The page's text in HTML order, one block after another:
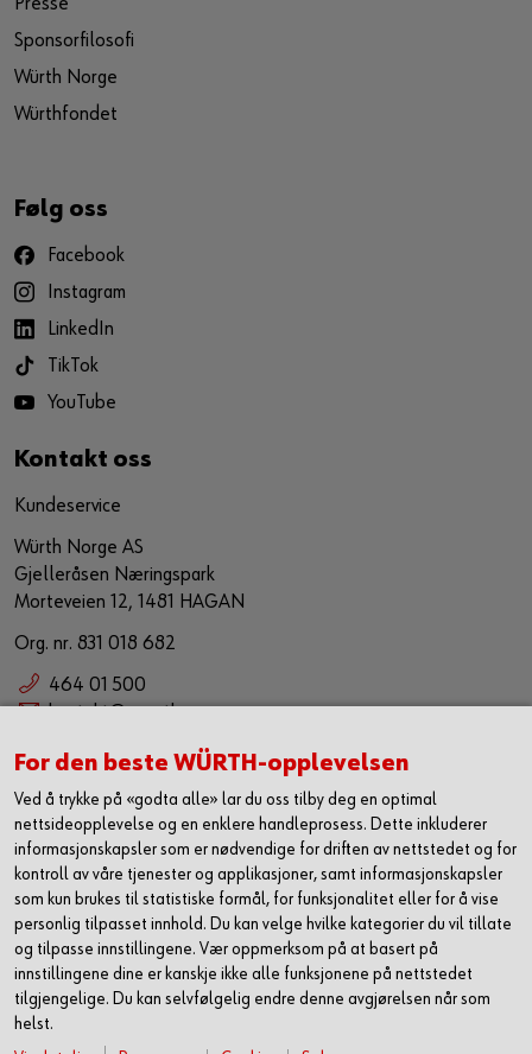
Presse
Sponsorfilosofi
Würth Norge
Würthfondet
Følg oss
Facebook
Instagram
LinkedIn
TikTok
YouTube
Kontakt oss
Kundeservice
Würth Norge AS
Gjelleråsen Næringspark
Morteveien 12, 1481 HAGAN
Org. nr. 831 018 682
464 01 500
kontakt@wuerth.no
Bærekraft
Würth Norge AS anser bærekraftig forretningspraksis som en
forutsetning for bærekraftig utvikling. Vi har som målsetning å
sørge for at bærekraft er en kjerneverdi og et verktøy som
jobber sammen med vår eksiterende strategi for å ytterligere
forbedre, samt utvikle våre leveranser i markedet. Vi ønsker
med dette å utgjøre en positiv påvirkning både på samfunn og
miljø.
Les mer om hvordan vi jobber med HMS og
bærekraft
For den beste WÜRTH-opplevelsen
Ved å trykke på «godta alle» lar du oss tilby deg en optimal
nettsideopplevelse og en enklere handleprosess. Dette inkluderer
informasjonskapsler som er nødvendige for driften av nettstedet og for
kontroll av våre tjenester og applikasjoner, samt informasjonskapsler
som kun brukes til statistiske formål, for funksjonalitet eller for å vise
personlig tilpasset innhold. Du kan velge hvilke kategorier du vil tillate
og tilpasse innstillingene. Vær oppmerksom på at basert på
innstillingene dine er kanskje ikke alle funksjonene på nettstedet
tilgjengelige. Du kan selvfølgelig endre denne avgjørelsen når som
helst.